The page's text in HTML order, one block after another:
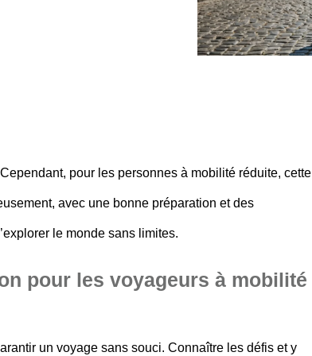
pour les personnes à mobilité réduite, cette
avec une bonne préparation et des
le monde sans limites.
pour les voyageurs à mobilité
un voyage sans souci. Connaître les défis et y